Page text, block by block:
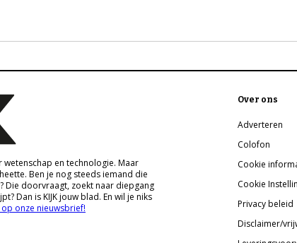
en technologie. Maar
Ben je nog steeds iemand die
Die doorvraagt, zoekt naar diepgang
Dan is KIJK jouw blad. En wil je niks
onze nieuwsbrief!
Over ons
Adverteren
Colofon
Cookie
Cookie
Privacy beleid
Disclaimer/